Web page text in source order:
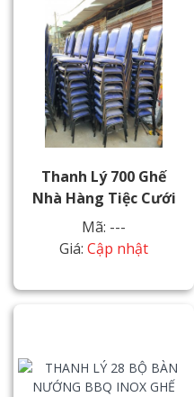
Thanh Lý 700 Ghế
Nhà Hàng Tiệc Cưới
Mã: ---
Giá: Cập nhật